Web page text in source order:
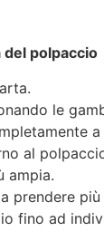
polpaccio
le
a
al
ampia.
prendere
fino ad